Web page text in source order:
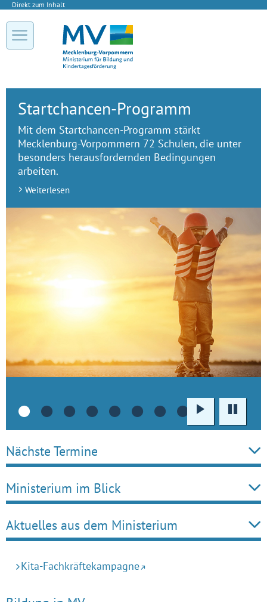
Direkt zum Inhalt
• • • • • • • •
WiedergabePause
Startchancen-Programm
Mit dem Startchancen-Programm stärkt
Mecklenburg-Vorpommern 72 Schulen, die unter
besonders herausfordernden Bedingungen
arbeiten.
Weiterlesen
Nächste Termine
Ministerium im Blick
Aktuelles aus dem Ministerium
Kita-Fachkräftekampagne